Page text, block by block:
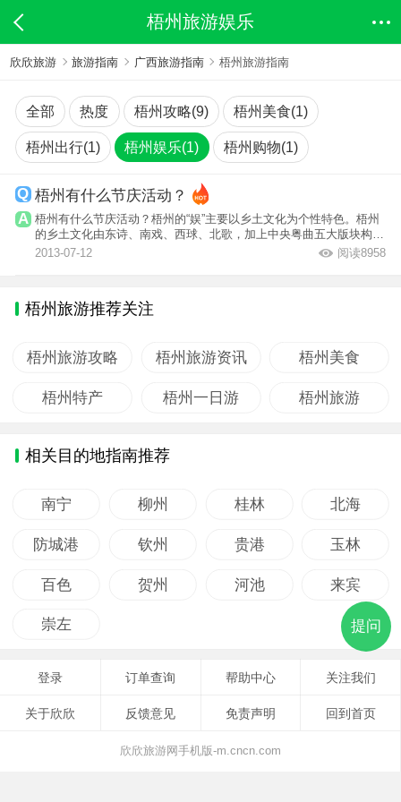
梧州旅游娱乐
欣欣旅游 旅游指南 广西旅游指南 梧州旅游指南
全部 热度 梧州攻略(9) 梧州美食(1)
梧州出行(1) 梧州娱乐(1) 梧州购物(1)
梧州有什么节庆活动？
梧州有什么节庆活动？梧州的“娱”主要以乡土文化为个性特色。梧州
的乡土文化由东诗、南戏、西球、北歌，加上中央粤曲五大版块构
成。
2013-07-12 阅读8958
梧州旅游推荐关注
梧州旅游攻略 梧州旅游资讯 梧州美食
梧州特产 梧州一日游 梧州旅游
相关目的地指南推荐
南宁 柳州 桂林 北海
防城港 钦州 贵港 玉林
百色 贺州 河池 来宾
崇左 提问
登录 订单查询 帮助中心 关注我们
关于欣欣 反馈意见 免责声明 回到首页
欣欣旅游网手机版-m.cncn.com